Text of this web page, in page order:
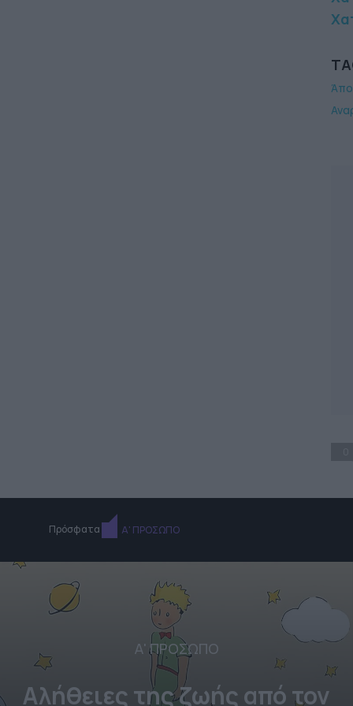
Πρόσφατα Α' ΠΡΟΣΩΠΟ
Α' ΠΡΟΣΩΠΟ
Αλήθειες της ζωής από τον